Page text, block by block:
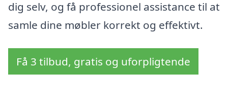
dig selv, og få professionel assistance til at
samle dine møbler korrekt og effektivt.
Få 3 tilbud, gratis og uforpligtende